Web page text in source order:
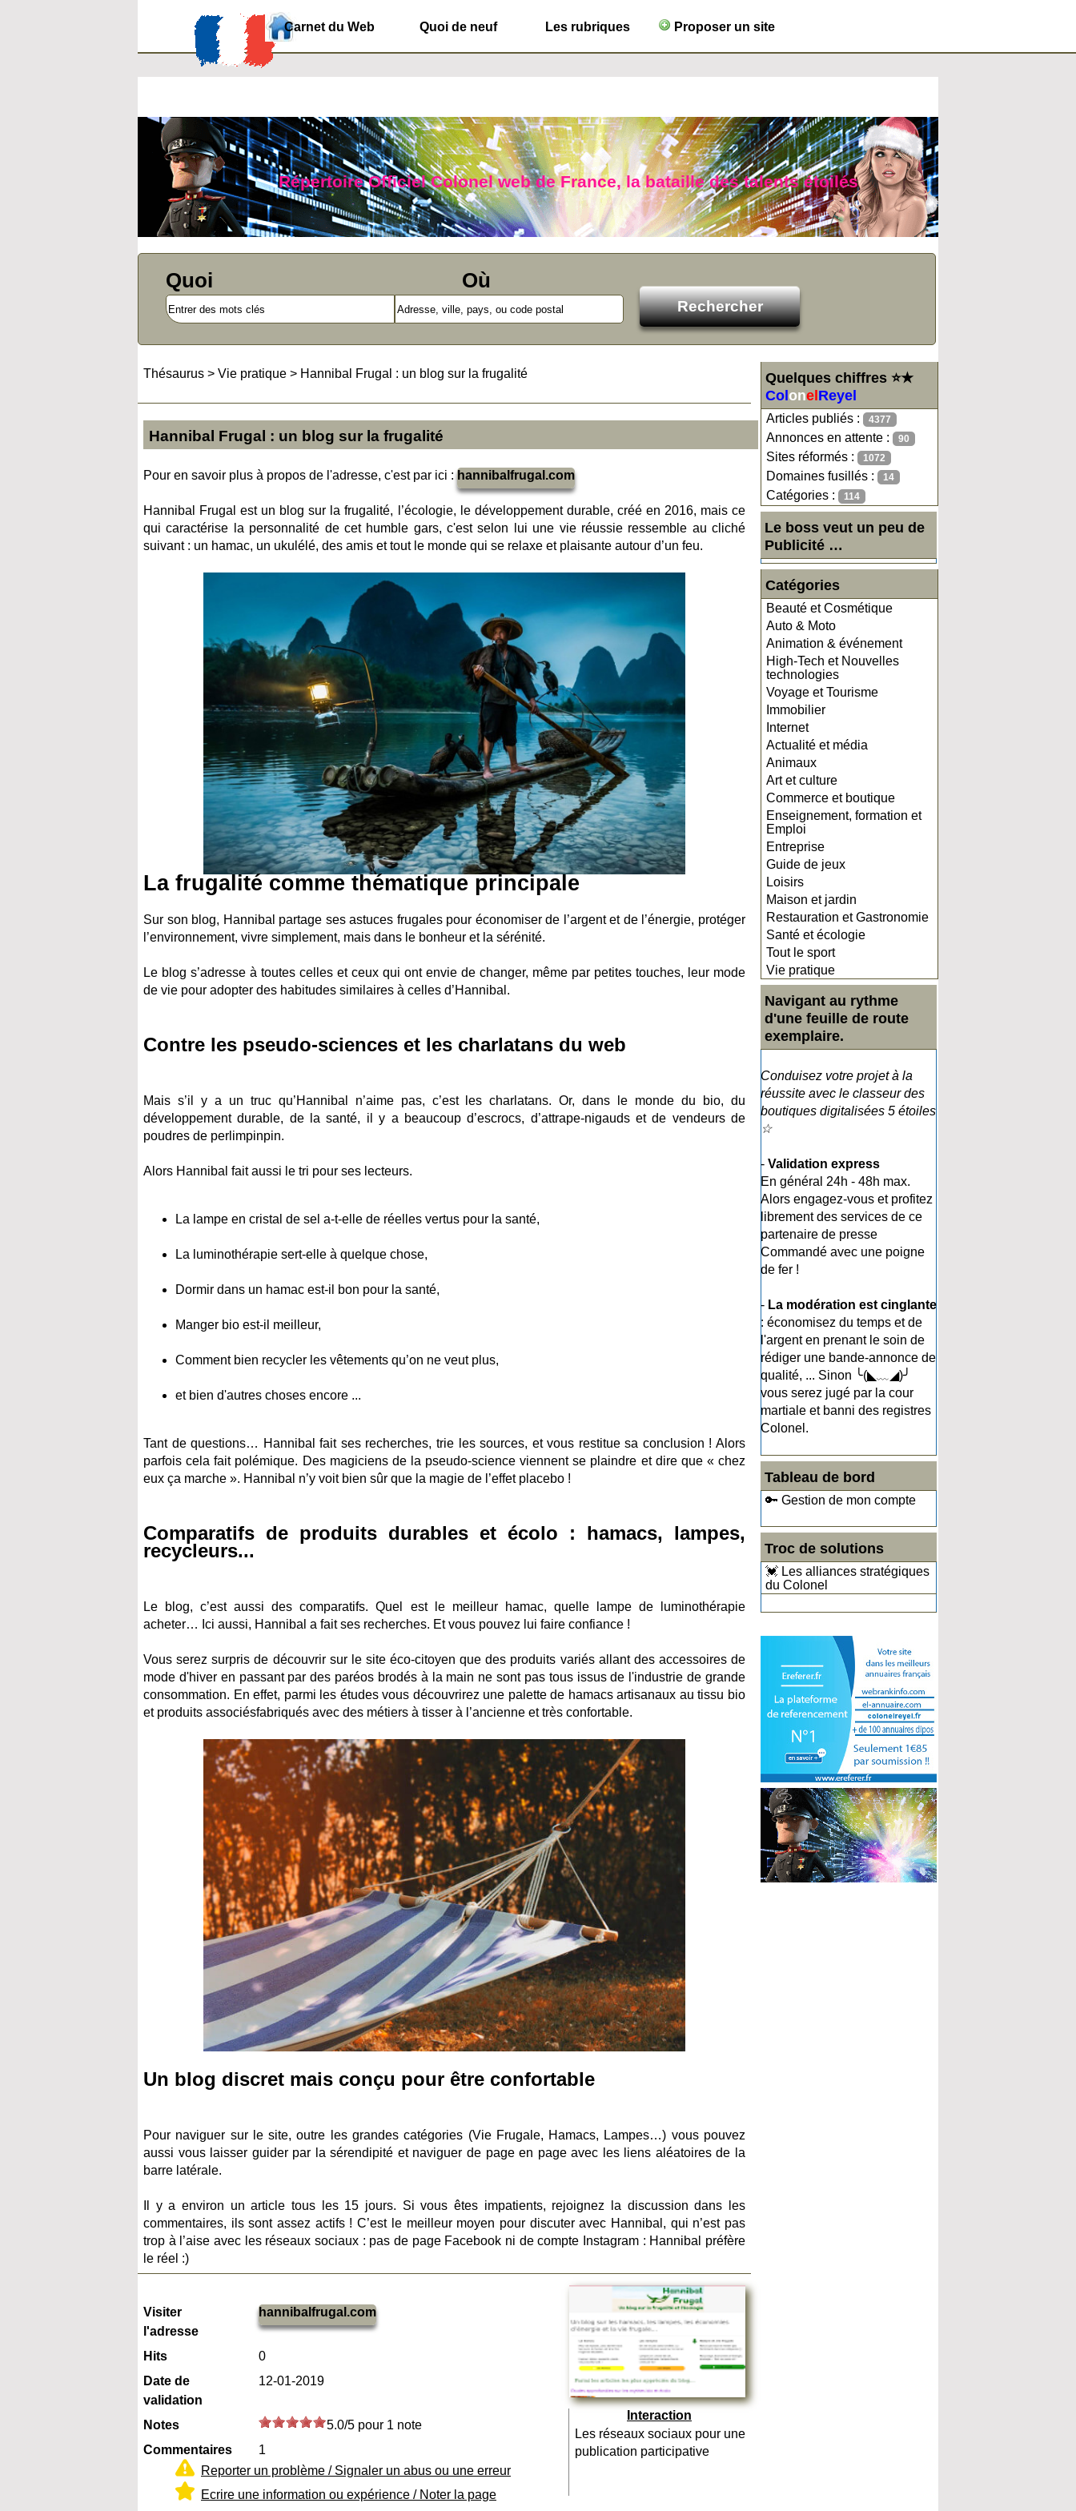
Carnet du Web Quoi de neuf Les rubriques Proposer un site
Répertoire Officiel Colonel web de France, la bataille des talents étoilés
Quoi Où
Quelques chiffres ⭐★
Col onel Reyel
Articles publiés : 4377
Annonces en attente : 90
Sites réformés : 1072
Domaines fusillés : 14
Catégories : 114
Le boss veut un peu de
Publicité …
Catégories
Beauté et Cosmétique
Auto & Moto
Animation & événement
High-Tech et Nouvelles
technologies
Voyage et Tourisme
Immobilier
Internet
Actualité et média
Animaux
Art et culture
Commerce et boutique
Enseignement, formation et
Emploi
Entreprise
Guide de jeux
Loisirs
Maison et jardin
Restauration et Gastronomie
Santé et écologie
Tout le sport
Vie pratique
Navigant au rythme
d'une feuille de route
exemplaire.
Conduisez votre projet à la
réussite avec le classeur des
boutiques digitalisées 5 étoiles
☆
- Validation express
En général 24h - 48h max.
Alors engagez-vous et profitez
librement des services de ce
partenaire de presse
Commandé avec une poigne
de fer !
- La modération est cinglante
: économisez du temps et de
l'argent en prenant le soin de
rédiger une bande-annonce de
qualité, ... Sinon ╰(◣﹏◢)╯
vous serez jugé par la cour
martiale et banni des registres
Colonel.
Tableau de bord
🔑 Gestion de mon compte
Troc de solutions
💓 Les alliances stratégiques
du Colonel
Thésaurus > Vie pratique > Hannibal Frugal : un blog sur la frugalité
Hannibal Frugal : un blog sur la frugalité
Pour en savoir plus à propos de l'adresse, c'est par ici :hannibalfrugal.com
Hannibal Frugal est un blog sur la frugalité, l’écologie, le développement durable, créé en 2016, mais ce
qui caractérise la personnalité de cet humble gars, c'est selon lui une vie réussie ressemble au cliché
suivant : un hamac, un ukulélé, des amis et tout le monde qui se relaxe et plaisante autour d’un feu.
La frugalité comme thématique principale
Sur son blog, Hannibal partage ses astuces frugales pour économiser de l’argent et de l’énergie, protéger
l’environnement, vivre simplement, mais dans le bonheur et la sérénité.
Le blog s’adresse à toutes celles et ceux qui ont envie de changer, même par petites touches, leur mode
de vie pour adopter des habitudes similaires à celles d’Hannibal.
Contre les pseudo-sciences et les charlatans du web
Mais s’il y a un truc qu’Hannibal n’aime pas, c’est les charlatans. Or, dans le monde du bio, du
développement durable, de la santé, il y a beaucoup d’escrocs, d’attrape-nigauds et de vendeurs de
poudres de perlimpinpin.
Alors Hannibal fait aussi le tri pour ses lecteurs.
La lampe en cristal de sel a-t-elle de réelles vertus pour la santé,
La luminothérapie sert-elle à quelque chose,
Dormir dans un hamac est-il bon pour la santé,
Manger bio est-il meilleur,
Comment bien recycler les vêtements qu’on ne veut plus,
et bien d'autres choses encore ...
Tant de questions… Hannibal fait ses recherches, trie les sources, et vous restitue sa conclusion ! Alors
parfois cela fait polémique. Des magiciens de la pseudo-science viennent se plaindre et dire que « chez
eux ça marche ». Hannibal n’y voit bien sûr que la magie de l’effet placebo !
Comparatifs de produits durables et écolo : hamacs, lampes,
recycleurs...
Le blog, c’est aussi des comparatifs. Quel est le meilleur hamac, quelle lampe de luminothérapie
acheter… Ici aussi, Hannibal a fait ses recherches. Et vous pouvez lui faire confiance !
Vous serez surpris de découvrir sur le site éco-citoyen que des produits variés allant des accessoires de
mode d'hiver en passant par des paréos brodés à la main ne sont pas tous issus de l'industrie de grande
consommation. En effet, parmi les études vous découvrirez une palette de hamacs artisanaux au tissu bio
et produits associésfabriqués avec des métiers à tisser à l’ancienne et très confortable.
Un blog discret mais conçu pour être confortable
Pour naviguer sur le site, outre les grandes catégories (Vie Frugale, Hamacs, Lampes…) vous pouvez
aussi vous laisser guider par la sérendipité et naviguer de page en page avec les liens aléatoires de la
barre latérale.
Il y a environ un article tous les 15 jours. Si vous êtes impatients, rejoignez la discussion dans les
commentaires, ils sont assez actifs ! C’est le meilleur moyen pour discuter avec Hannibal, qui n’est pas
trop à l’aise avec les réseaux sociaux : pas de page Facebook ni de compte Instagram : Hannibal préfère
le réel :)
Visiter
l'adresse
hannibalfrugal.com
Hits
0
Date de
validation
12-01-2019
Notes
5.0/5 pour 1 note
Commentaires
1
Reporter un problème / Signaler un abus ou une erreur
Ecrire une information ou expérience / Noter la page
Interaction
Les réseaux sociaux pour une
publication participative